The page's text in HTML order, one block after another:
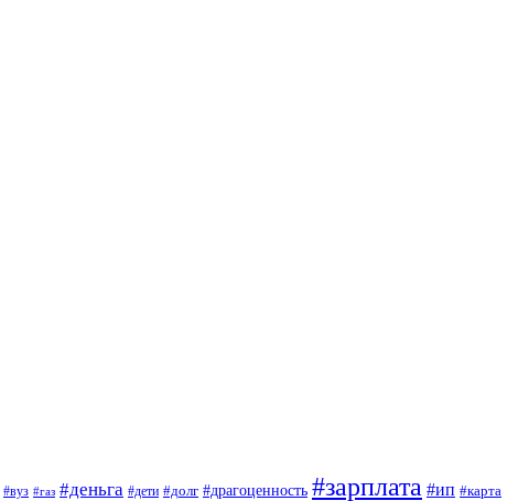
#вуз #газ #деньга #дети #долг #драгоценность #зарплата #ип #карта